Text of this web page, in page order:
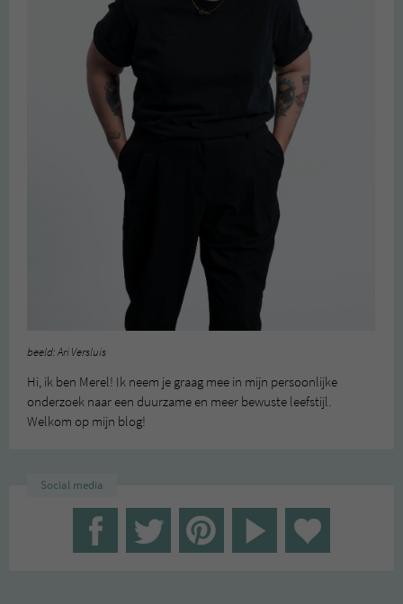
beeld: Ari Versluis
Hi, ik ben Merel! Ik neem je graag mee in mijn persoonlijke
onderzoek naar een duurzame en meer bewuste leefstijl.
Welkom op mijn blog!
Social media